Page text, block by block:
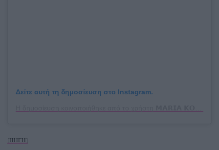
Δείτε αυτή τη δημοσίευση στο Instagram.
[ΠΗΓΗ]